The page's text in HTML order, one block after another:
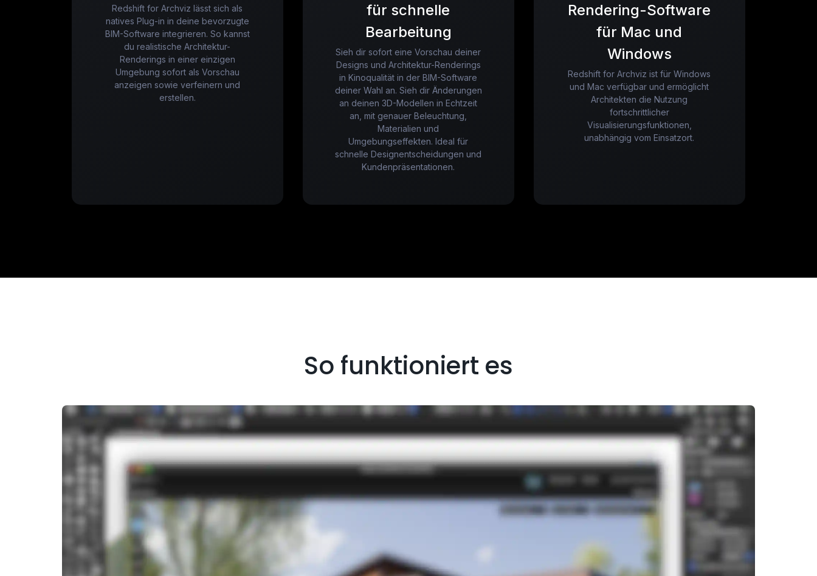
Redshift for Archviz lässt sich als
natives Plug-in in deine bevorzugte
BIM-Software integrieren. So kannst
du realistische Architektur-
Renderings in einer einzigen
Umgebung sofort als Vorschau
anzeigen sowie verfeinern und
erstellen.
für schnelle
Bearbeitung
Sieh dir sofort eine Vorschau deiner
Designs und Architektur-Renderings
in Kinoqualität in der BIM-Software
deiner Wahl an. Sieh dir Änderungen
an deinen 3D-Modellen in Echtzeit
an, mit genauer Beleuchtung,
Materialien und
Umgebungseffekten. Ideal für
schnelle Designentscheidungen und
Kundenpräsentationen.
Rendering-Software
für Mac und
Windows
Redshift for Archviz ist für Windows
und Mac verfügbar und ermöglicht
Architekten die Nutzung
fortschrittlicher
Visualisierungsfunktionen,
unabhängig vom Einsatzort.
So funktioniert es